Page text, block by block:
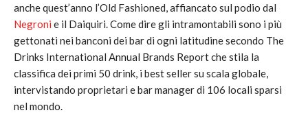
anche quest’anno l’Old Fashioned, affiancato sul podio dal
Negroni e il Daiquiri. Come dire gli intramontabili sono i più
gettonati nei banconi dei bar di ogni latitudine secondo The
Drinks International Annual Brands Report che stila la
classifica dei primi 50 drink, i best seller su scala globale,
intervistando proprietari e bar manager di 106 locali sparsi
nel mondo.